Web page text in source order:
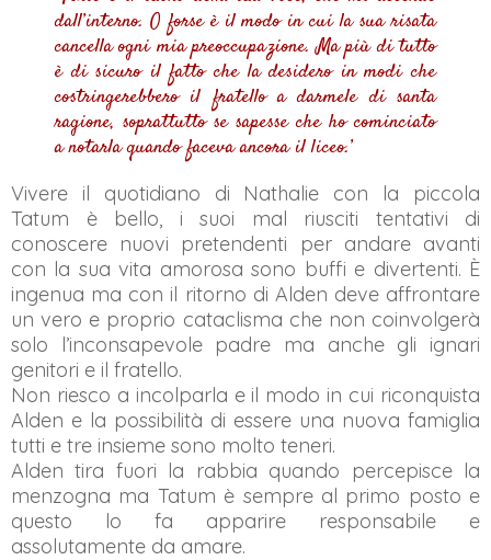
dall’interno. O forse è il modo in cui la sua risata
cancella ogni mia preoccupazione. Ma più di tutto
è di sicuro il fatto che la desidero in modi che
costringerebbero il fratello a darmele di santa
ragione, soprattutto se sapesse che ho cominciato
a notarla quando faceva ancora il liceo.’
Vivere il quotidiano di Nathalie con la piccola
Tatum è bello, i suoi mal riusciti tentativi di
conoscere nuovi pretendenti per andare avanti
con la sua vita amorosa sono buffi e divertenti. È
ingenua ma con il ritorno di Alden deve affrontare
un vero e proprio cataclisma che non coinvolgerà
solo l’inconsapevole padre ma anche gli ignari
genitori e il fratello.
Non riesco a incolparla e il modo in cui riconquista
Alden e la possibilità di essere una nuova famiglia
tutti e tre insieme sono molto teneri.
Alden tira fuori la rabbia quando percepisce la
menzogna ma Tatum è sempre al primo posto e
questo lo fa apparire responsabile e
assolutamente da amare.